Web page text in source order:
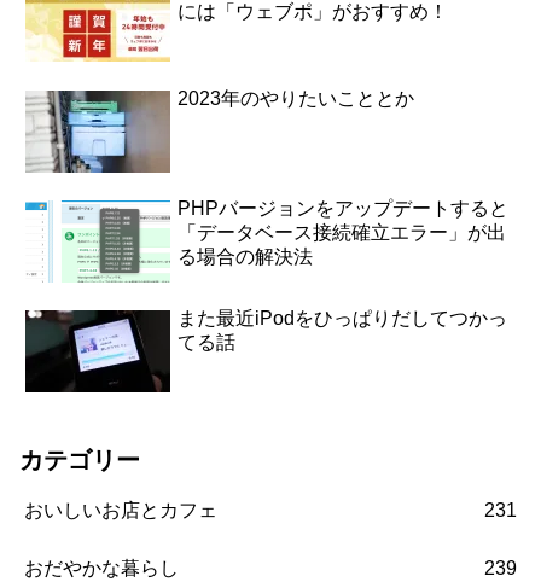
には「ウェブポ」がおすすめ！
2023年のやりたいこととか
PHPバージョンをアップデートすると
「データベース接続確立エラー」が出
る場合の解決法
また最近iPodをひっぱりだしてつかっ
てる話
カテゴリー
おいしいお店とカフェ 231
おだやかな暮らし 239